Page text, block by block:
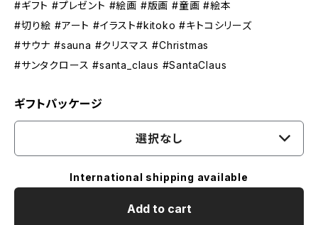
#ギフト #プレゼント #絵画 #版画 #童画 #絵本
#切り絵 #アート #イラスト#kitoko #キトコシリーズ
#サウナ #sauna #クリスマス #Christmas
#サンタクロース #santa_claus #SantaClaus
ギフトパッケージ
選択なし
International shipping available
Add to cart